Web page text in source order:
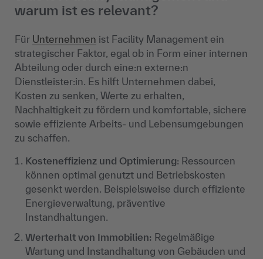
warum ist es relevant?
Für Unternehmen ist Facility Management ein
strategischer Faktor, egal ob in Form einer internen
Abteilung oder durch eine:n externe:n
Dienstleister:in. Es hilft Unternehmen dabei,
Kosten zu senken, Werte zu erhalten,
Nachhaltigkeit zu fördern und komfortable, sichere
sowie effiziente Arbeits- und Lebensumgebungen
zu schaffen.
Kosteneffizienz und Optimierung: Ressourcen
können optimal genutzt und Betriebskosten
gesenkt werden. Beispielsweise durch effiziente
Energieverwaltung, präventive
Instandhaltungen.
Werterhalt von Immobilien: Regelmäßige
Wartung und Instandhaltung von Gebäuden und